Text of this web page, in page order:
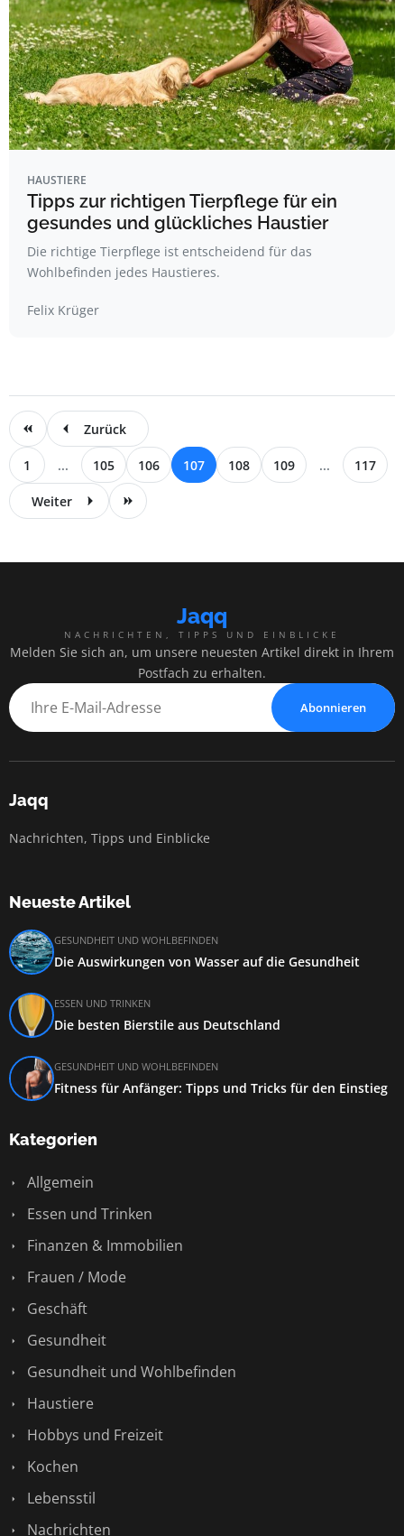
HAUSTIERE
Tipps zur richtigen Tierpflege für ein
gesundes und glückliches Haustier
Die richtige Tierpflege ist entscheidend für das
Wohlbefinden jedes Haustieres.
Felix Krüger
Zurück
1 ... 105 106 107 108 109 ... 117
Weiter
Jaqq
NACHRICHTEN, TIPPS UND EINBLICKE
Melden Sie sich an, um unsere neuesten Artikel direkt in Ihrem
Postfach zu erhalten.
Abonnieren
Jaqq
Nachrichten, Tipps und Einblicke
Neueste Artikel
GESUNDHEIT UND WOHLBEFINDEN
Die Auswirkungen von Wasser auf die Gesundheit
ESSEN UND TRINKEN
Die besten Bierstile aus Deutschland
GESUNDHEIT UND WOHLBEFINDEN
Fitness für Anfänger: Tipps und Tricks für den Einstieg
Kategorien
Allgemein
Essen und Trinken
Finanzen & Immobilien
Frauen / Mode
Geschäft
Gesundheit
Gesundheit und Wohlbefinden
Haustiere
Hobbys und Freizeit
Kochen
Lebensstil
Nachrichten